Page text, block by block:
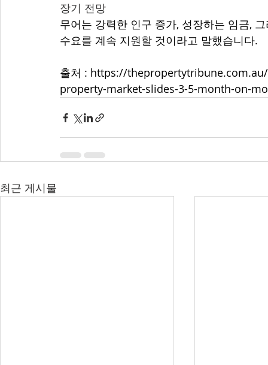
장기 전망
무어는 강력한 인구 증가, 성장하는 임금,
수요를 계속 지원할 것이라고 말했습니다.
출처 : https://
property-market-slides-3-5-month-on-
최근 게시물